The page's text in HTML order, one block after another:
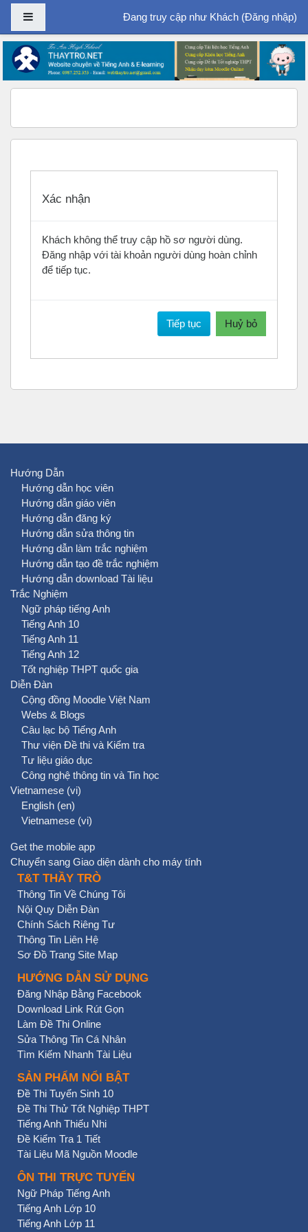
Chuyển tới nội dung chính
Bảng điều khiển cạnhĐang truy cập như Khách (Đăng nhập)
Xác nhận
Khách không thể truy cập hồ sơ người dùng.
Đăng nhập với tài khoản người dùng hoàn chỉnh
để tiếp tục.
Tiếp tục Huỷ bỏ
Hướng Dẫn
Hướng dẫn học viên
Hướng dẫn giáo viên
Hướng dẫn đăng ký
Hướng dẫn sửa thông tin
Hướng dẫn làm trắc nghiệm
Hướng dẫn tạo đề trắc nghiệm
Hướng dẫn download Tài liệu
Trắc Nghiệm
Ngữ pháp tiếng Anh
Tiếng Anh 10
Tiếng Anh 11
Tiếng Anh 12
Tốt nghiệp THPT quốc gia
Diễn Đàn
Cộng đồng Moodle Việt Nam
Webs & Blogs
Câu lạc bộ Tiếng Anh
Thư viện Đề thi và Kiểm tra
Tư liệu giáo dục
Công nghệ thông tin và Tin học
Vietnamese ‎(vi)‎
English ‎(en)‎
Vietnamese ‎(vi)‎
Get the mobile app
Chuyển sang Giao diện dành cho máy tính
T&T THẦY TRÒ
Thông Tin Về Chúng Tôi
Nội Quy Diễn Đàn
Chính Sách Riêng Tư
Thông Tin Liên Hệ
Sơ Đồ Trang Site Map
HƯỚNG DẪN SỬ DỤNG
Đăng Nhập Bằng Facebook
Download Link Rút Gọn
Làm Đề Thi Online
Sửa Thông Tin Cá Nhân
Tìm Kiếm Nhanh Tài Liệu
SẢN PHẨM NỔI BẬT
Đề Thi Tuyển Sinh 10
Đề Thi Thử Tốt Nghiệp THPT
Tiếng Anh Thiếu Nhi
Đề Kiểm Tra 1 Tiết
Tài Liệu Mã Nguồn Moodle
ÔN THI TRỰC TUYẾN
Ngữ Pháp Tiếng Anh
Tiếng Anh Lớp 10
Tiếng Anh Lớp 11